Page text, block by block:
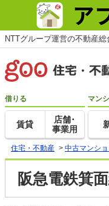
NTTグループ運営の不動産
借りる
賃貸
店舗･
事業用
マン
住宅・不動産 > 中古マンシ
阪急電鉄箕